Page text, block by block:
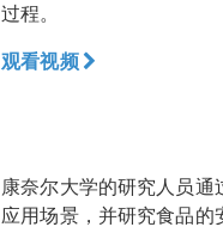
过程。
观看视频
康奈尔大学的研究人员通
应用场景，并研究食品的